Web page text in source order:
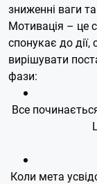
зниженні ваги
Мотивація – це
спонукає до
вирішувати
фази:
Все
Коли мета